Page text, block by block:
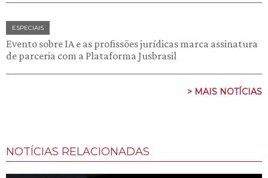
ESPECIAIS
Evento sobre IA e as profissões jurídicas marca assinatura
de parceria com a Plataforma Jusbrasil
> MAIS NOTÍCIAS
NOTÍCIAS RELACIONADAS